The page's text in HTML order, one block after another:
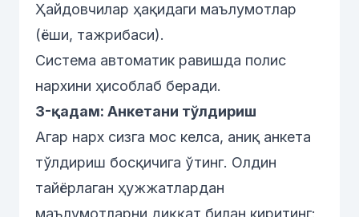
Ҳайдовчилар ҳақидаги маълумотлар
(ёши, тажрибаси).
Система автоматик равишда полис
нархини ҳисоблаб беради.
3-қадам: Анкетани тўлдириш
Агар нарх сизга мос келса, аниқ анкета
тўлдириш босқичига ўтинг. Олдин
тайёрлаган ҳужжатлардан
маълумотларни диққат билан киритинг: